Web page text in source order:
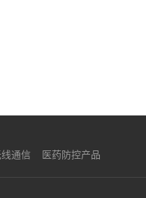
通信 医药防控产品